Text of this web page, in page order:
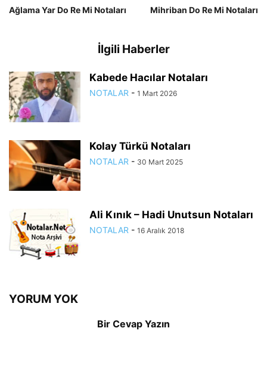
Ağlama Yar Do Re Mi Notaları Mihriban Do Re Mi Notaları
İlgili Haberler
Kabede Hacılar Notaları
NOTALAR - 1 Mart 2026
Kolay Türkü Notaları
NOTALAR - 30 Mart 2025
Ali Kınık – Hadi Unutsun Notaları
NOTALAR - 16 Aralık 2018
YORUM YOK
Bir Cevap Yazın